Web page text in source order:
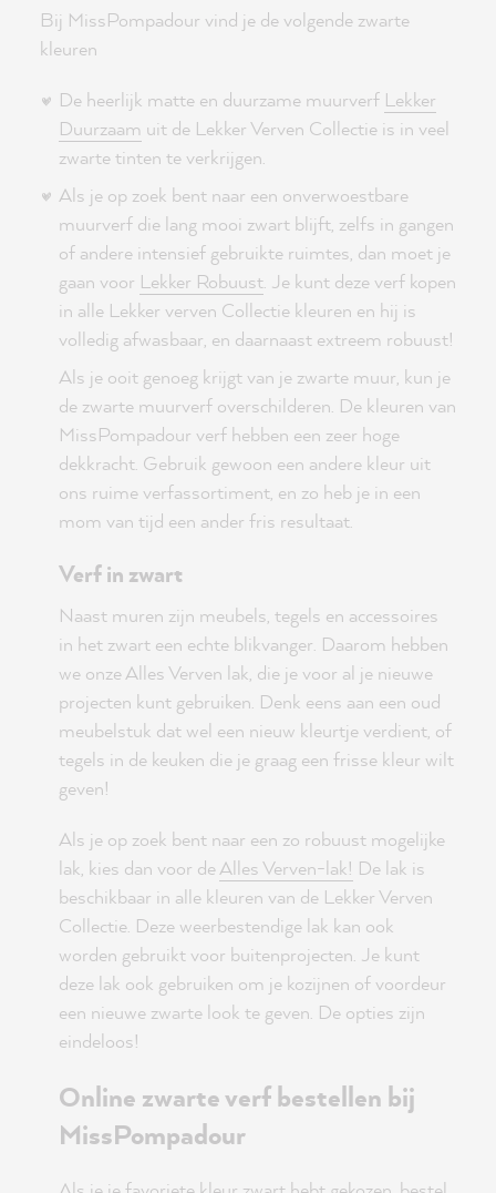
Bij MissPompadour vind je de volgende zwarte
kleuren
De heerlijk matte en duurzame muurverf Lekker
Duurzaam uit de Lekker Verven Collectie is in veel
zwarte tinten te verkrijgen.
Als je op zoek bent naar een onverwoestbare
muurverf die lang mooi zwart blijft, zelfs in gangen
of andere intensief gebruikte ruimtes, dan moet je
gaan voor Lekker Robuust. Je kunt deze verf kopen
in alle Lekker verven Collectie kleuren en hij is
volledig afwasbaar, en daarnaast extreem robuust!
Als je ooit genoeg krijgt van je zwarte muur, kun je
de zwarte muurverf overschilderen. De kleuren van
MissPompadour verf hebben een zeer hoge
dekkracht. Gebruik gewoon een andere kleur uit
ons ruime verfassortiment, en zo heb je in een
mom van tijd een ander fris resultaat.
Verf in zwart
Naast muren zijn meubels, tegels en accessoires
in het zwart een echte blikvanger. Daarom hebben
we onze Alles Verven lak, die je voor al je nieuwe
projecten kunt gebruiken. Denk eens aan een oud
meubelstuk dat wel een nieuw kleurtje verdient, of
tegels in de keuken die je graag een frisse kleur wilt
geven!
Als je op zoek bent naar een zo robuust mogelijke
lak, kies dan voor deAlles Verven-lak! De lak is
beschikbaar in alle kleuren van de Lekker Verven
Collectie. Deze weerbestendige lak kan ook
worden gebruikt voor buitenprojecten. Je kunt
deze lak ook gebruiken om je kozijnen of voordeur
een nieuwe zwarte look te geven. De opties zijn
eindeloos!
Online zwarte verf bestellen bij
MissPompadour